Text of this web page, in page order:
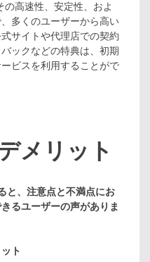
の高速性、安定性、およ
多くのユーザーから高い
サイトや代理店での契約
ックなどの特典は、初期
ビスを利用することがで
メリット
と、注意点と不満点にお
るユーザーの声がありま
ト